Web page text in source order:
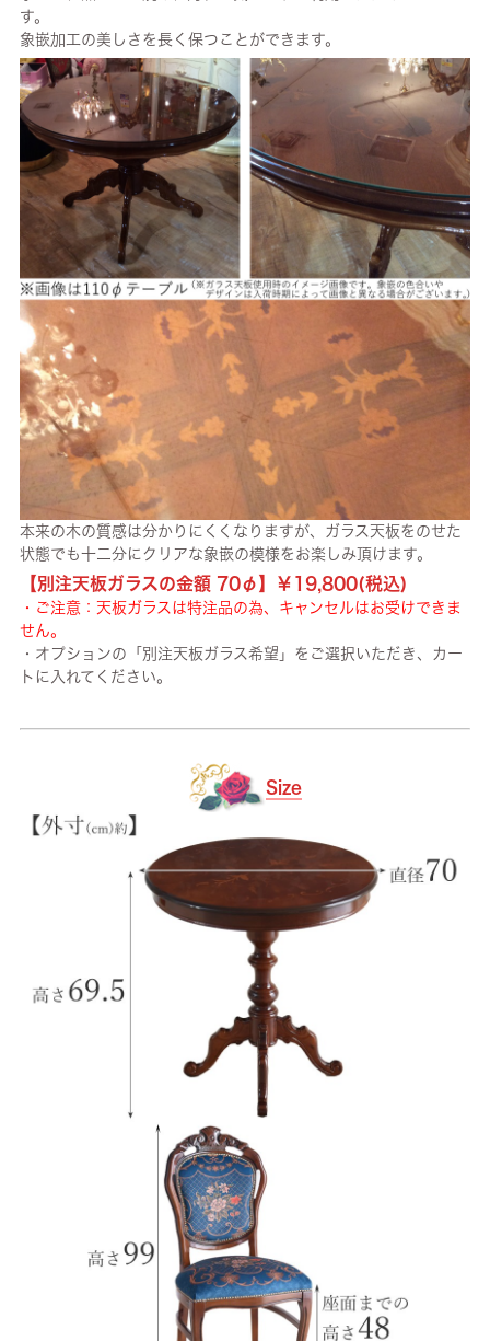
す。
象嵌加工の美しさを長く保つことができます。
本来の木の質感は分かりにくくなりますが、ガラス天板をのせた
状態でも十二分にクリアな象嵌の模様をお楽しみ頂けます。
【別注天板ガラスの金額 70φ】￥19,800(税込)
・ご注意：天板ガラスは特注品の為、キャンセルはお受けできま
せん。
・オプションの「別注天板ガラス希望」をご選択いただき、カー
トに入れてください。
Size